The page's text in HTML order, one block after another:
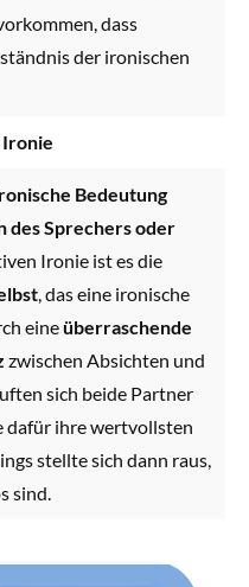
dass
der ironischen
Bedeutung
des Sprechers oder
Ironie ist es die
, das eine ironische
eineüberraschende
zwischen Absichten und
sich beide Partner
dafür ihre wertvollsten
stellte sich dann raus,
sind.